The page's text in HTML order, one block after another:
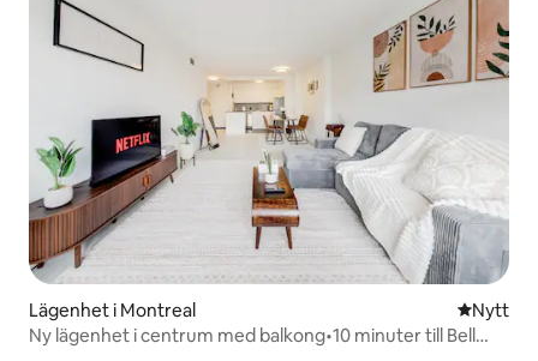
Lägenhet i Montreal NyttNytt
Ny lägenhet i centrum med balkong•10 minuter till Bell